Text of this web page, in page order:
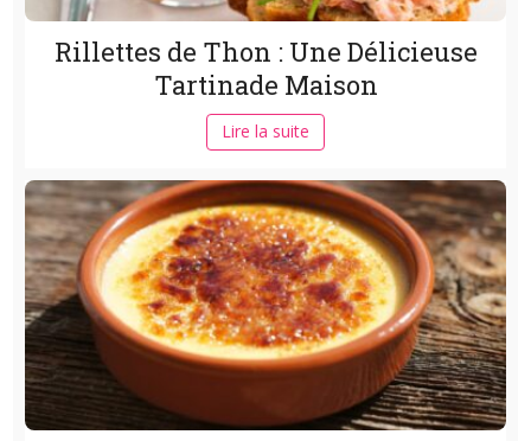
Rillettes de Thon : Une Délicieuse
Tartinade Maison
Lire la suite